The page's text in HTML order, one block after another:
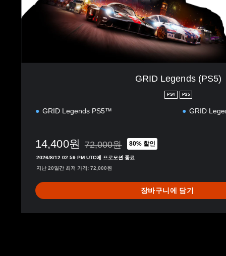
P
GRID Legends (PS5)
PS4 PS5
GRID Legends PS5™ GRID
14,400원 72,000원의 원래 가격에서 할인됨
72,000원 80% 할인
2026/8/12 02:59 PM UTC에 프로모션 종료
지난 20일간 최저 가격: 72,000원
장바구니에 담기